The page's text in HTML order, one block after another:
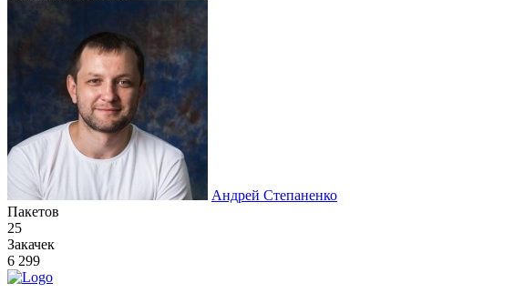
Андрей Степаненко
Пакетов
25
Закачек
6 299